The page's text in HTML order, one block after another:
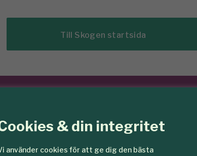
& din integritet
använder cookies för att ge dig den bästa
Till Skogen startsida